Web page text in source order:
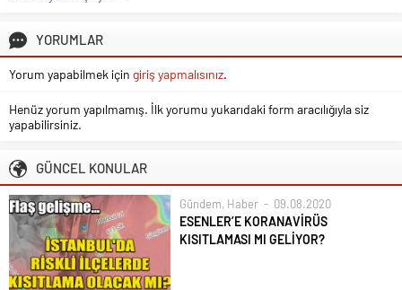
YORUMLAR
Yorum yapabilmek için giriş yapmalısınız.
Henüz yorum yapılmamış. İlk yorumu yukarıdaki form aracılığıyla siz
yapabilirsiniz.
GÜNCEL KONULAR
Gündem, Haber 09.08.2020
ESENLER’E KORANAVİRÜS
KISITLAMASI MI GELİYOR?